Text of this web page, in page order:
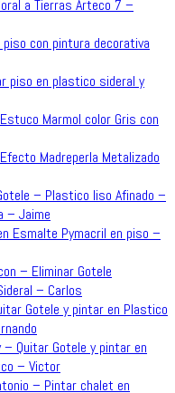
a Tierras Arteco 7 –
con pintura decorativa
piso en plastico sideral y
Marmol color Gris con
Madreperla Metalizado
– Plastico liso Afinado –
– Jaime
Esmalte Pymacril en piso –
– Eliminar Gotele
– Carlos
Gotele y pintar en Plastico
– Quitar Gotele y pintar en
– Victor
– Pintar chalet en